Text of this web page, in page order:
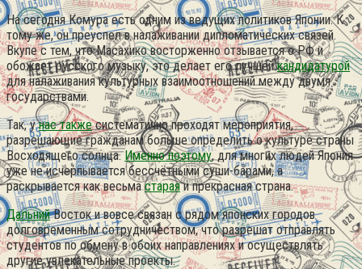
На сегодня Комура есть одним из ведущих политиков Японии. К
тому же, он преуспел в налаживании дипломатических связей.
Вкупе с тем, что Масахико восторженно отзывается о РФ и
обожает русского музыку, это делает его лучшейкандидатурой
для налаживания культурных взаимоотношений между двумя
государствами.
Так, унас такжесистематично проходят мероприятия,
разрешающие гражданам больше определить о культуре страны
Восходящего солнца.Именно поэтому, для многих людей Япония
уже не исчерпывается бессчётными суши-барами, а
раскрывается как весьмастараяи прекрасная страна.
ДальнийВосток и вовсе связан с рядом японских городов
долговременным сотрудничеством, что разрешат отправлять
студентов по обмену в обоих направлениях и осуществлять
другие увлекательные проекты.